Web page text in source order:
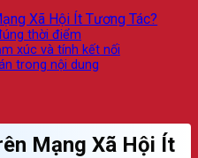
Xã Hội Ít Tương Tác?
thời điểm
xúc và tính kết nối
trong nội dung
Mạng Xã Hội Ít